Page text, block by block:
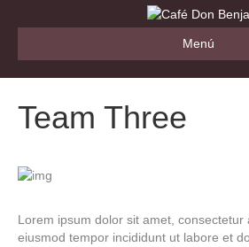
Menú
Team Three
Lorem ipsum dolor sit amet, consectetur
eiusmod tempor incididunt ut labore et